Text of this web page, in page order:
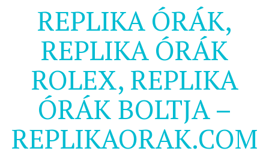
REPLIKA ÓRÁK,
REPLIKA ÓRÁK
ROLEX, REPLIKA
ÓRÁK BOLTJA –
REPLIKAORAK.COM